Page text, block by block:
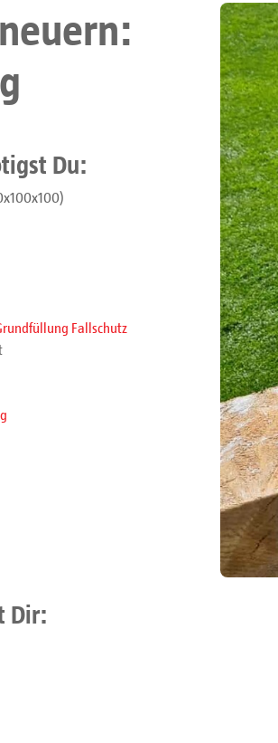
Du:
Fallschutz
Dir: